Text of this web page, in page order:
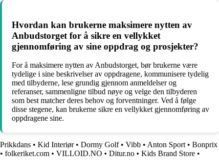
Hvordan kan brukerne maksimere nytten av
Anbudstorget for å sikre en vellykket
gjennomføring av sine oppdrag og prosjekter?
For å maksimere nytten av Anbudstorget, bør brukerne være
tydelige i sine beskrivelser av oppdragene, kommunisere tydelig
med tilbyderne, lese grundig gjennom anmeldelser og
referanser, sammenligne tilbud nøye og velge den tilbyderen
som best matcher deres behov og forventninger. Ved å følge
disse stegene, kan brukerne sikre en vellykket gjennomføring av
oppdragene sine.
Prikkdans • Kid Interiør• Dormy Golf• Vibb • Anton Sport • Bonprix
• folkeriket.com • VILLOID.NO • Ditur.no • Kids Brand Store •